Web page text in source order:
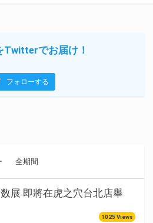
Twitterでお届け！
フォローする
全期間
展 即將在虎之穴台北店舉
1025 Views